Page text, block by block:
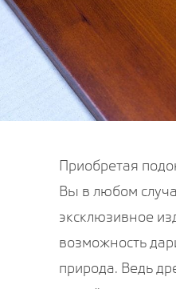
Приобретая
Вы в любом
эксклюзивное
возможность
природа. Ведь